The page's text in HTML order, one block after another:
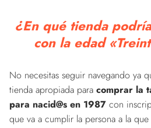
¿En qué tienda
con la edad
No necesitas seguir navegando ya
tienda apropiada para comprar la
para nacid@s en 1987 con
que va a cumplir la persona a la que